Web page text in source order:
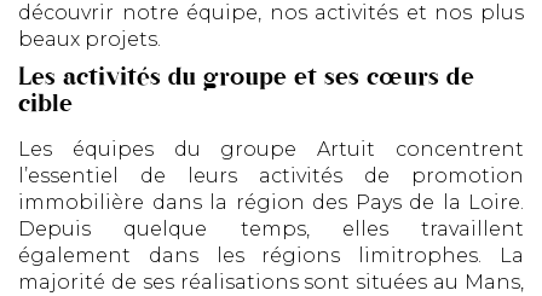
découvrir notre équipe, nos activités et nos plus
beaux projets.
Les activités du groupe et ses cœurs de
cible
Les équipes du groupe Artuit concentrent
l’essentiel de leurs activités de promotion
immobilière dans la région des Pays de la Loire.
Depuis quelque temps, elles travaillent
également dans les régions limitrophes. La
majorité de ses réalisations sont situées au Mans,